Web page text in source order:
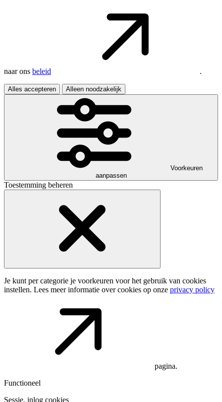
naar ons beleid .
Alles accepteren Alleen noodzakelijk
Voorkeuren
aanpassen
Toestemming beheren
Je kunt per categorie je voorkeuren voor het gebruik van cookies
instellen. Lees meer informatie over cookies op onze privacy policy
pagina.
Functioneel
Sessie, inlog cookies